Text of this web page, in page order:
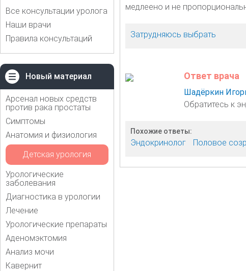
Все консультации уролога
Наши врачи
Правила консультаций
Новый материал
Арсенал новых средств
против рака простаты
Симптомы
Анатомия и физиология
Детская урология
Урологические
заболевания
Диагностика в урологии
Лечение
Урологические препараты
Аденомэктомия
Анализ мочи
Кавернит
медлеено и не
Затрудняюсь выбрать
Ответ врача
Шадёркин
Обратитесь к
Похожие ответы:
Эндокринолог Половое